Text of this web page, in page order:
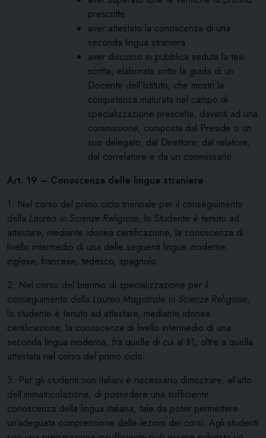
prescritte
aver attestato la conoscenza di una
seconda lingua straniera
aver discusso in pubblica seduta la tesi
scritta, elaborata sotto la guida di un
Docente dell’Istituto, che mostri la
competenza maturata nel campo di
specializzazione prescelta, davanti ad una
commissione, composta dal Preside o un
suo delegato, dal Direttore, dal relatore,
dal correlatore e da un commissario.
Art. 19 – Conoscenza delle lingue straniere
1. Nel corso del primo ciclo triennale per il conseguimento
della Laurea in Scienze Religiose, lo Studente è tenuto ad
attestare, mediante idonea certificazione, la conoscenza di
livello intermedio di una delle seguenti lingue moderne:
inglese, francese, tedesco, spagnolo.
2. Nel corso del biennio di specializzazione per il
conseguimento della Laurea Magistrale in Scienze Religiose,
lo studente è tenuto ad attestare, mediante idonea
certificazione, la conoscenza di livello intermedio di una
seconda lingua moderna, fra quelle di cui al §1, oltre a quella
attestata nel corso del primo ciclo.
3. Per gli studenti non italiani è necessario dimostrare, all’atto
dell’immatricolazione, di possedere una sufficiente
conoscenza della lingua italiana, tale da poter permettere
un’adeguata comprensione delle lezioni dei corsi. Agli studenti